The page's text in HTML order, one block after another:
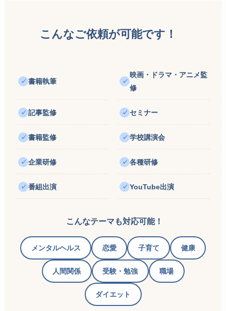
こんなご依頼が可能です！
✓ 書籍執筆 ✓
映画・ドラマ・アニメ監
修
✓ 記事監修 ✓ セミナー
✓ 書籍監修 ✓ 学校講演会
✓ 企業研修 ✓ 各種研修
✓ 番組出演 ✓ YouTube出演
こんなテーマも対応可能！
メンタルヘルス 恋愛 子育て 健康
人間関係 受験・勉強 職場
ダイエット